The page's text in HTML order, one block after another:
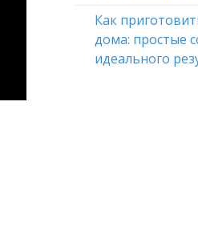
Как
дома: простые
идеального